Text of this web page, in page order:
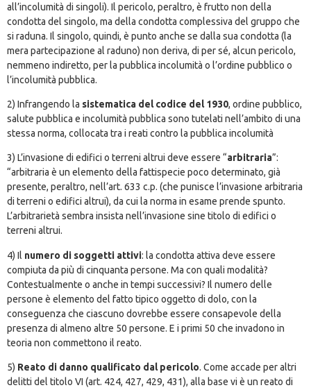
all’incolumità di singoli). Il pericolo, peraltro, è frutto non della
condotta del singolo, ma della condotta complessiva del gruppo che
si raduna. Il singolo, quindi, è punto anche se dalla sua condotta (la
mera partecipazione al raduno) non deriva, di per sé, alcun pericolo,
nemmeno indiretto, per la pubblica incolumità o l’ordine pubblico o
l’incolumità pubblica.
2) Infrangendo la sistematica del codice del 1930, ordine pubblico,
salute pubblica e incolumità pubblica sono tutelati nell’ambito di una
stessa norma, collocata tra i reati contro la pubblica incolumità
3) L’invasione di edifici o terreni altrui deve essere “arbitraria”:
“arbitraria è un elemento della fattispecie poco determinato, già
presente, peraltro, nell’art. 633 c.p. (che punisce l’invasione arbitraria
di terreni o edifici altrui), da cui la norma in esame prende spunto.
L’arbitrarietà sembra insista nell’invasione sine titolo di edifici o
terreni altrui.
4) Il numero di soggetti attivi: la condotta attiva deve essere
compiuta da più di cinquanta persone. Ma con quali modalità?
Contestualmente o anche in tempi successivi? Il numero delle
persone è elemento del fatto tipico oggetto di dolo, con la
conseguenza che ciascuno dovrebbe essere consapevole della
presenza di almeno altre 50 persone. E i primi 50 che invadono in
teoria non commettono il reato.
5) Reato di danno qualificato dal pericolo. Come accade per altri
delitti del titolo VI (art. 424, 427, 429, 431), alla base vi è un reato di